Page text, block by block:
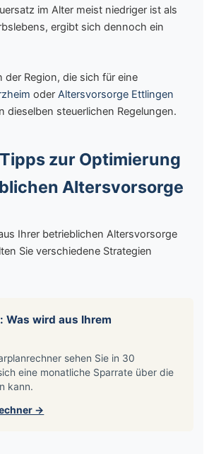
im Alter meist niedriger ist als
ergibt sich dennoch ein
der Region, die sich für eine
oderAltersvorsorge Ettlingen
dieselben steuerlichen Regelungen.
zur Optimierung
Altersvorsorge
Ihrer betrieblichen Altersvorsorge
Sie verschiedene Strategien
Was wird aus Ihrem
sehen Sie in 30
eine monatliche Sparrate über die
kann.
→